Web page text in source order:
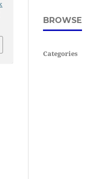
BROWSE
Categories